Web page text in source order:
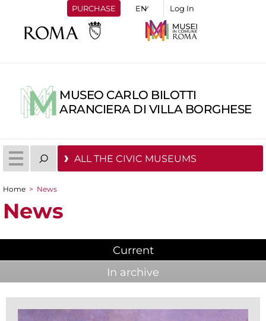
PURCHASE Log In
MUSEO CARLO BILOTTI
ARANCIERA DI VILLA BORGHESE
ALL THE CIVIC MUSEUMS
You are here
Home > News
News
Current(active tab)
In archive